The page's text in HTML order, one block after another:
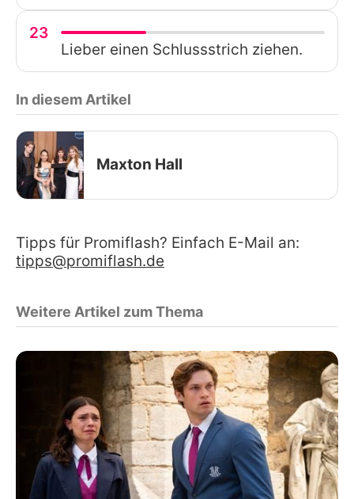
23
Lieber einen Schlussstrich ziehen.
In diesem Artikel
Maxton Hall
Tipps für Promiflash? Einfach E-Mail an:
tipps@promiflash.de
Weitere Artikel zum Thema